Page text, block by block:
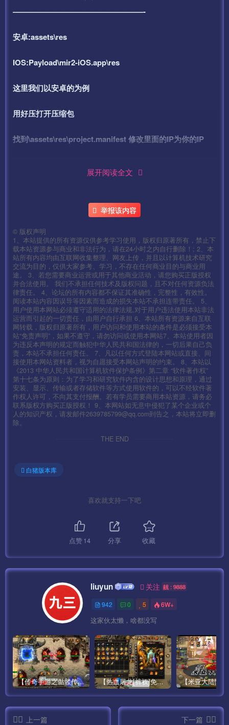
—————————————————-
安卓:assets\res
IOS:Payload\mir2-iOS.app\res
这里我们以安卓的为例
用好压打开压缩包
找到\assets\res\project.manifest 修改里面的IP为你的IP
里面的
mir2.scenes.sfselect.scene
一个文件 即可
记得 修改后 做下project.manifest的热更新
两个分别修改好了后。替换回去。
替换好了后使用签名工具签名即可.
签名工具 很多这里不做演示了
PS:安卓 修改 mir2.zip 苹果修改mir264.zip 不用两个都一起
我使用模拟器 不签名也可以
——————————————————————————–
按顺序启动游戏即可。
第一步:1-启动网站 （点击启动 显示两个绿灯为正常）
第二步:2-DBServer （点击START ENGINE）
第三步:3-ItemLogServer （点击START）
第四步:4-Run
第五步:5-LoginGate
第六步:6-GGService
展开阅读全文
举报该内容
© 版权声明
1、本站提供的所有资源仅供参考学习使用，版权归原著所有，禁止下
载本站资源参与商业和非法行为，请在24小时之内自行删除！; 2、本
站所有内容均由互联网收集整理、网友上传，并且以计算机技术研究
交流为目的，仅供大家参考、学习，不存在任何商业目的与商业用
途。 3、若您需要商业运营或用于其他商业活动，请您购买正版授权
并合法使用。 我们不承担任何技术及版权问题，且不对任何资源负法
律责任。 4、论坛的所有内容都不保证其准确性，完整性，有效性。
阅读本站内容因误导等因素而造成的损失本站不承担连带责任。 5、
用户使用本网站必须遵守适用的法律法规,对于用户违法使用本站非法
运营而引起的一切责任，由用户自行承担 6、本站所有资源来自互联
网转载，版权归原著所有，用户访问和使用本站的条件是必须接受本
站“免责声明”，如果不遵守，请勿访问或使用本网站7、本站使用者因
为违反本声明的规定而触犯中华人民共和国法律的，一切后果自己负
责，本站不承担任何责任。 7、凡以任何方式登陆本网站或直接、间
接使用本网站资料者，视为自愿接受本网站声明的约束。 8、本站以
《2013 中华人民共和国计算机软件保护条例》第二章 “软件著作权”
第十七条为原则：为了学习和研究软件内含的设计思想和原理，通过
安装、显示、传输或者存储软件等方式使用软件的，可以不经软件著
作权人许可，不向其支付报酬。若有学员需要商用本站资源，请务必
联系版权方购买正版授权！ 9、本网站如无意中侵犯了某个企业或个
人的知识产权，请发邮件2639785799@qq.com到告之，本站将立即删
除。
THE END
白猪版本库
喜欢就支持一下吧
点赞14 分享 收藏
liuyun 关注 靓 : 9888
942 0 5 6W+
这家伙太懒，啥都没写
【传奇手游之骷髅传说第二季十大陆[白猪3]免授权版】经典单职业复古特色战神引擎传奇手游最新打包Win服务端源码视频架设教程-怀旧复古-经典耐玩–新版GM多功能网页授权物品后台-GM直冲网页后台-安卓苹果IOS双端版本！ 【热血屠龙[裤衩]免授权修复版】采用经典战神引擎三职业特色游戏最新打包Win服务端源码视频架设教程-GM直冲后台-新版GM多功能授权物品后台-安卓苹果IOS双端版本-传奇手游！
上一篇
下一篇